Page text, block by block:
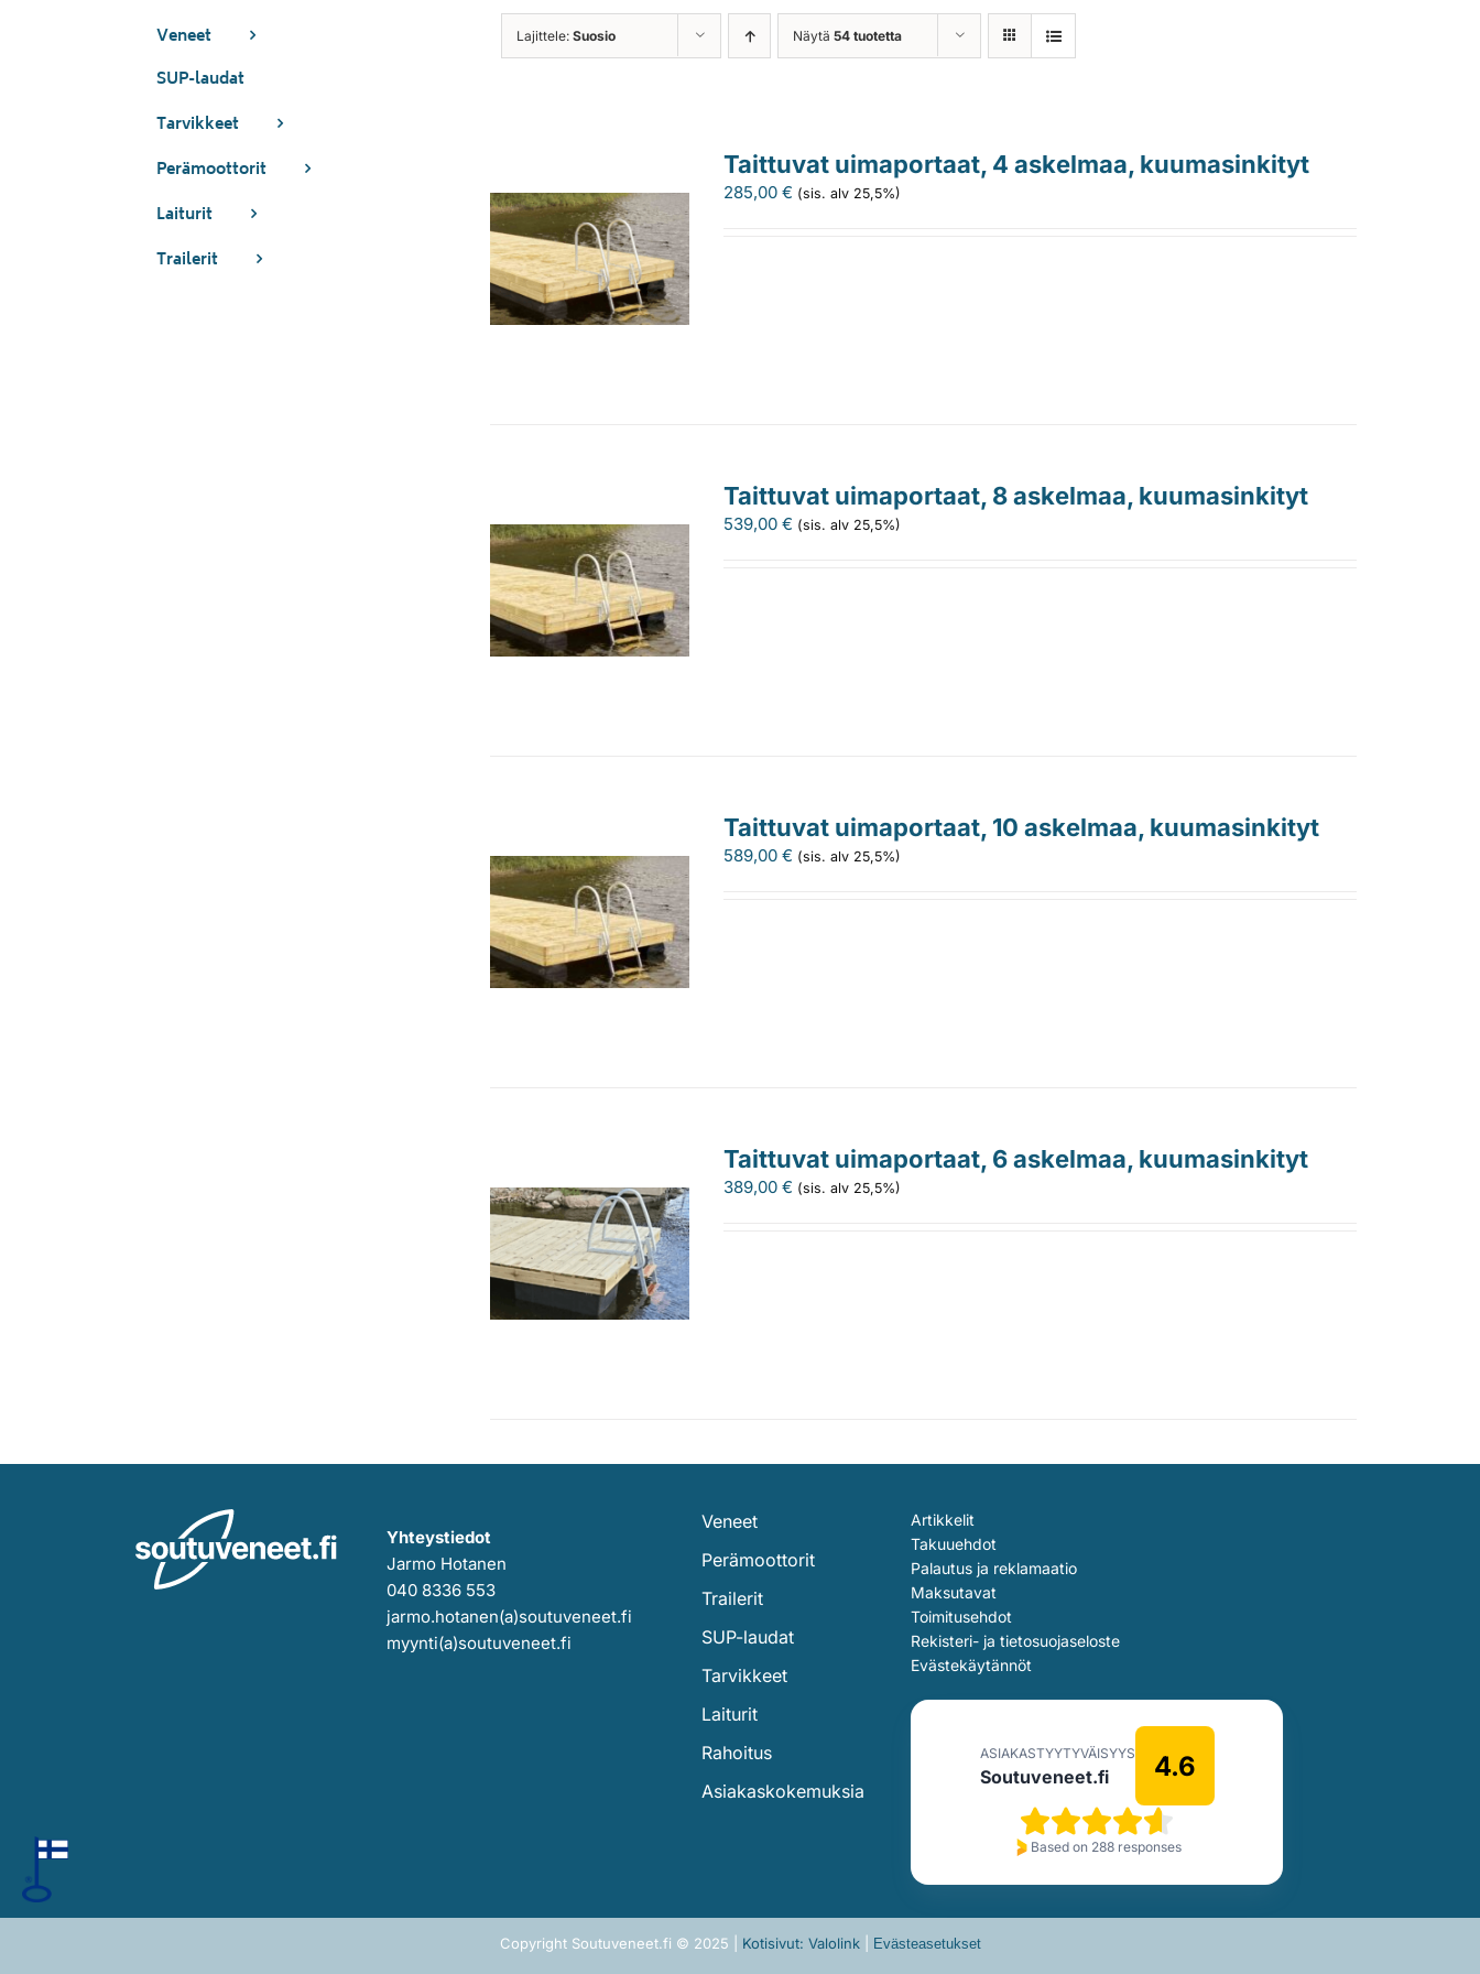
Lajittele: Suosio Näytä 54 tuotetta
Taittuvat uimaportaat, 4 askelmaa, kuumasinkityt
285,00€ (sis. alv 25,5%)
Taittuvat uimaportaat, 8 askelmaa, kuumasinkityt
539,00€ (sis. alv 25,5%)
Taittuvat uimaportaat, 10 askelmaa, kuumasinkityt
589,00€ (sis. alv 25,5%)
Taittuvat uimaportaat, 6 askelmaa, kuumasinkityt
389,00€ (sis. alv 25,5%)
Veneet
SUP-laudat
Tarvikkeet
Perämoottorit
Laiturit
Trailerit
Yhteystiedot
Jarmo Hotanen
040 8336 553
jarmo.hotanen(a)soutuveneet.fi
myynti(a)soutuveneet.fi
Veneet
Perämoottorit
Trailerit
SUP-laudat
Tarvikkeet
Laiturit
Rahoitus
Asiakaskokemuksia
Artikkelit
Takuuehdot
Palautus ja reklamaatio
Maksutavat
Toimitusehdot
Rekisteri- ja tietosuojaseloste
Evästekäytännöt
ASIAKASTYYTYVÄISYYS
Soutuveneet.fi 4.6
Based on 288 responses
Copyright Soutuveneet.fi © 2025 | Kotisivut: Valolink| Evästeasetukset